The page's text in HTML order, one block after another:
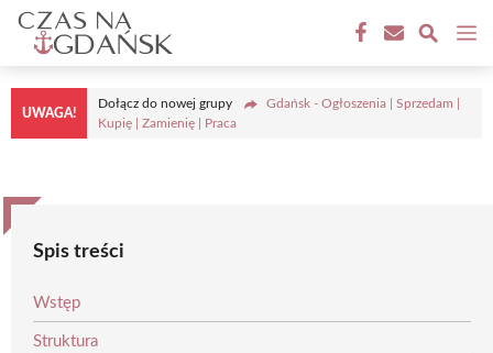
Przejdź
treści
UWAGA!
Dołącz do nowej grupy
Gdańsk - Ogłoszenia | Sprzedam |
Kupię | Zamienię | Praca
Spis treści
Wstęp
Struktura